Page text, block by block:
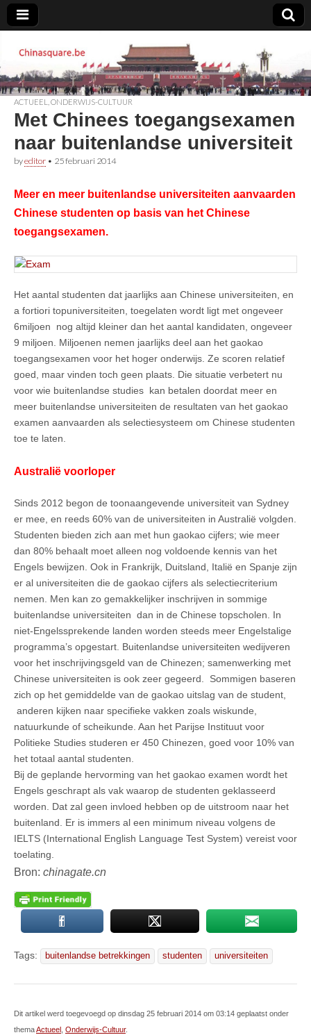
Chinasquare.be
ACTUEEL ONDERWIJS-CULTUUR
Met Chinees toegangsexamen
naar buitenlandse universiteit
byeditor • 25 februari 2014
Meer en meer buitenlandse universiteiten aanvaarden
Chinese studenten op basis van het Chinese
toegangsexamen.
Het aantal studenten dat jaarlijks aan Chinese universiteiten, en
a fortiori topuniversiteiten, toegelaten wordt ligt met ongeveer
6miljoen nog altijd kleiner dan het aantal kandidaten, ongeveer
9 miljoen. Miljoenen nemen jaarlijks deel aan het gaokao
toegangsexamen voor het hoger onderwijs. Ze scoren relatief
goed, maar vinden toch geen plaats. Die situatie verbetert nu
voor wie buitenlandse studies kan betalen doordat meer en
meer buitenlandse universiteiten de resultaten van het gaokao
examen aanvaarden als selectiesysteem om Chinese studenten
toe te laten.
Australië voorloper
Sinds 2012 begon de toonaangevende universiteit van Sydney
er mee, en reeds 60% van de universiteiten in Australië volgden.
Studenten bieden zich aan met hun gaokao cijfers; wie meer
dan 80% behaalt moet alleen nog voldoende kennis van het
Engels bewijzen. Ook in Frankrijk, Duitsland, Italië en Spanje zijn
er al universiteiten die de gaokao cijfers als selectiecriterium
nemen. Men kan zo gemakkelijker inschrijven in sommige
buitenlandse universiteiten dan in de Chinese topscholen. In
niet-Engelssprekende landen worden steeds meer Engelstalige
programma’s opgestart. Buitenlandse universiteiten wedijveren
voor het inschrijvingsgeld van de Chinezen; samenwerking met
Chinese universiteiten is ook zeer gegeerd.
Sommigen baseren
zich op het gemiddelde van de gaokao uitslag van de student,
anderen kijken naar specifieke vakken zoals wiskunde,
natuurkunde of scheikunde. Aan het Parijse Instituut voor
Politieke Studies studeren er 450 Chinezen, goed voor 10% van
het totaal aantal studenten.
Bij de geplande hervorming van het gaokao examen wordt het
Engels geschrapt als vak waarop de studenten geklasseerd
worden. Dat zal geen invloed hebben op de uitstroom naar het
buitenland. Er is immers al een minimum niveau volgens de
IELTS (International English Language Test System) vereist voor
toelating.
Bron: chinagate.cn
Tags: buitenlandse betrekkingen studenten universiteiten
Dit artikel werd toegevoegd op dinsdag 25 februari 2014 om 03:14 geplaatst onder
themaActueel Onderwijs-Cultuur.